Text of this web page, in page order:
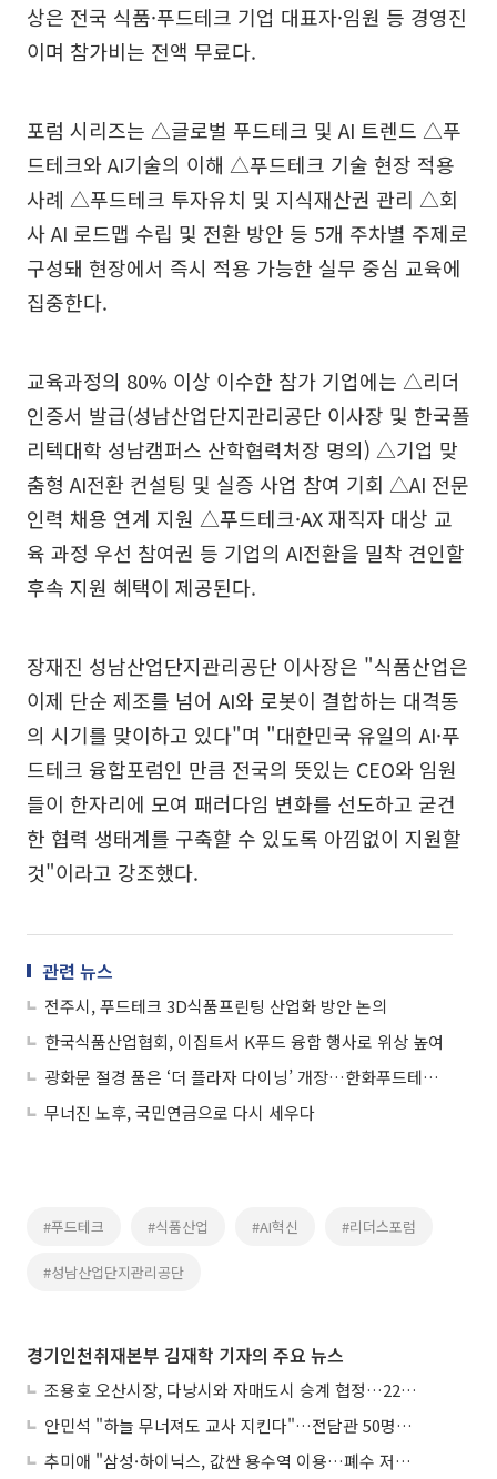
상은 전국 식품·푸드테크 기업 대표자·임원 등 경영진
이며 참가비는 전액 무료다.
포럼 시리즈는 △글로벌 푸드테크 및 AI 트렌드 △푸
드테크와 AI기술의 이해 △푸드테크 기술 현장 적용
사례 △푸드테크 투자유치 및 지식재산권 관리 △회
사 AI 로드맵 수립 및 전환 방안 등 5개 주차별 주제로
구성돼 현장에서 즉시 적용 가능한 실무 중심 교육에
집중한다.
교육과정의 80% 이상 이수한 참가 기업에는 △리더
인증서 발급(성남산업단지관리공단 이사장 및 한국폴
리텍대학 성남캠퍼스 산학협력처장 명의) △기업 맞
춤형 AI전환 컨설팅 및 실증 사업 참여 기회 △AI 전문
인력 채용 연계 지원 △푸드테크·AX 재직자 대상 교
육 과정 우선 참여권 등 기업의 AI전환을 밀착 견인할
후속 지원 혜택이 제공된다.
장재진 성남산업단지관리공단 이사장은 "식품산업은
이제 단순 제조를 넘어 AI와 로봇이 결합하는 대격동
의 시기를 맞이하고 있다"며 "대한민국 유일의 AI·푸
드테크 융합포럼인 만큼 전국의 뜻있는 CEO와 임원
들이 한자리에 모여 패러다임 변화를 선도하고 굳건
한 협력 생태계를 구축할 수 있도록 아낌없이 지원할
것"이라고 강조했다.
관련 뉴스
전주시, 푸드테크 3D식품프린팅 산업화 방안 논의
한국식품산업협회, 이집트서 K푸드 융합 행사로 위상 높여
광화문 절경 품은 ‘더 플라자 다이닝’ 개장…한화푸드테크의 미식 승부수
무너진 노후, 국민연금으로 다시 세우다
#푸드테크 #식품산업 #AI혁신 #리더스포럼
#성남산업단지관리공단
경기인천취재본부 김재학 기자의 주요 뉴스
조용호 오산시장, 다낭시와 자매도시 승계 협정…22년 인연 잇는다
안민석 "하늘 무너져도 교사 지킨다"…전담관 50명→300명, 교육감이 직접 고발
추미애 "삼성·하이닉스, 값싼 용수역 이용…폐수 저감 노력 안해"